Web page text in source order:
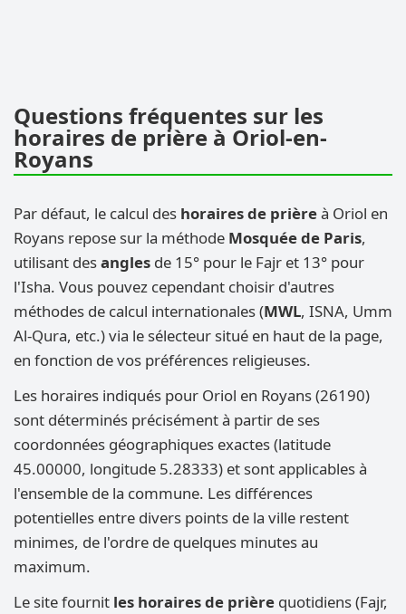
Questions fréquentes sur les
horaires de prière à Oriol-en-
Royans
Par défaut, le calcul des horaires de prièreà Oriol en
Royans repose sur la méthode Mosquée de Paris,
utilisant desangles de 15° pour le Fajr et 13° pour
l'Isha. Vous pouvez cependant choisir d'autres
méthodes de calcul internationales (MWL, ISNA, Umm
Al-Qura, etc.) via le sélecteur situé en haut de la page,
en fonction de vos préférences religieuses.
Les horaires indiqués pour Oriol en Royans (26190)
sont déterminés précisément à partir de ses
coordonnées géographiques exactes (latitude
45.00000, longitude 5.28333) et sont applicables à
l'ensemble de la commune. Les différences
potentielles entre divers points de la ville restent
minimes, de l'ordre de quelques minutes au
maximum.
Le site fournit les horaires de prière quotidiens (Fajr,